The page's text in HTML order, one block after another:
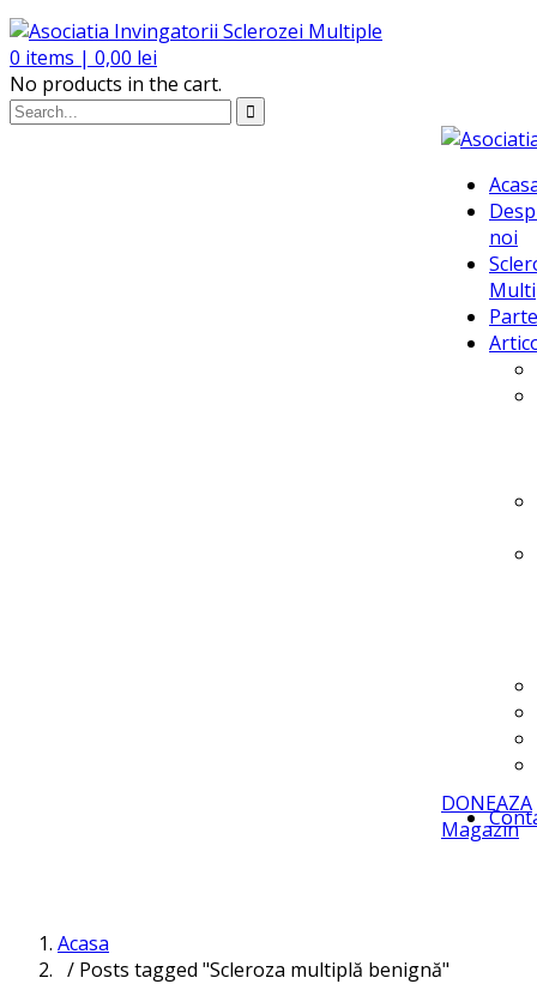
0 items | 0,00 lei
No products in the cart.
noi
DONEAZA
Magazin
Acasa
/ Posts tagged "Scleroza multiplă benignă"